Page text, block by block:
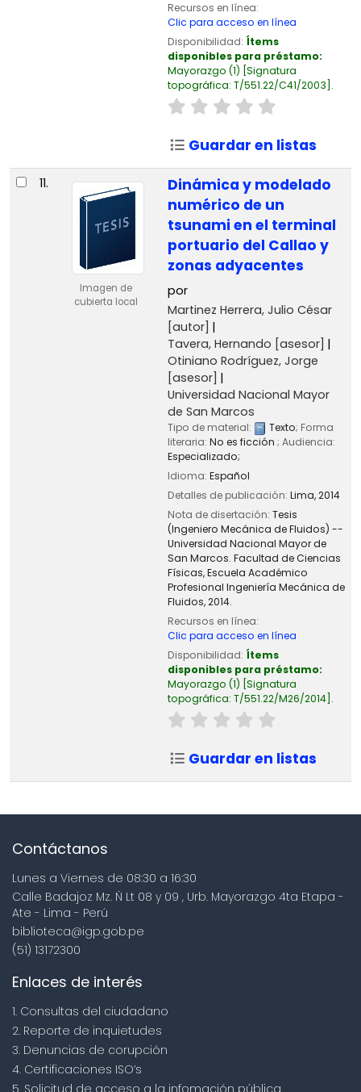
Recursos en línea:
Clic para acceso en línea
Disponibilidad: Ítems
disponibles para préstamo:
Mayorazgo (1) Signatura
topográfica: T/551.22/C41/2003 .
Guardar en listas
11.
Imagen de
cubierta local
Dinámica y modelado
numérico de un
tsunami en el terminal
portuario del Callao y
zonas adyacentes
por
Martinez Herrera, Julio César
[autor]
Tavera, Hernando [asesor]
Otiniano Rodríguez, Jorge
[asesor]
Universidad Nacional Mayor
de San Marcos
Tipo de material: Texto; Forma
literaria: No es ficción ; Audiencia:
Especializado;
Idioma: Español
Detalles de publicación: Lima,2014
Nota de disertación: Tesis
(Ingeniero Mecánica de Fluidos) --
Universidad Nacional Mayor de
San Marcos. Facultad de Ciencias
Físicas, Escuela Académico
Profesional Ingeniería Mecánica de
Fluidos, 2014.
Recursos en línea:
Clic para acceso en línea
Disponibilidad: Ítems
disponibles para préstamo:
Mayorazgo (1) Signatura
topográfica: T/551.22/M26/2014 .
Guardar en listas
Contáctanos
Lunes a Viernes de 08:30 a 16:30
Calle Badajoz Mz. Ñ Lt 08 y 09 , Urb. Mayorazgo 4ta Etapa -
Ate - Lima - Perú
biblioteca@igp.gob.pe
(51) 13172300
Enlaces de interés
1. Consultas del ciudadano
2. Reporte de inquietudes
3. Denuncias de corupción
4. Certificaciones ISO’s